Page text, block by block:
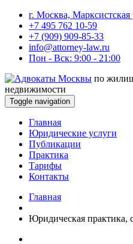
г. Москва, Марксистская
+7 495 762 10-59
+7 (909) 909-85-33
info@attorney-law.ru
Пон - Вск: 9:00 - 21:00
по
недвижимости
Toggle navigation
Главная
Юридические услуги
Публикации
Практика
Тарифы
Контакты
Главная
Юридическая практика,